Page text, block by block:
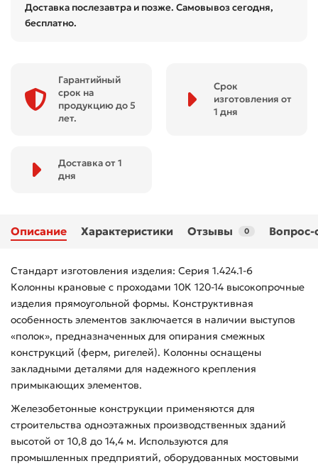
Доставка послезавтра и позже. Самовывоз сегодня,
бесплатно.
Гарантийный
срок на
продукцию до 5
лет.
Срок
изготовления от
1 дня
Доставка от 1
дня
Описание Характеристики Отзывы 0 Вопрос-
Стандарт изготовления изделия: Серия 1.424.1-6
Колонны крановые с проходами 10К 120-14 высокопрочные
изделия прямоугольной формы. Конструктивная
особенность элементов заключается в наличии выступов
«полок», предназначенных для опирания смежных
конструкций (ферм, ригелей). Колонны оснащены
закладными деталями для надежного крепления
примыкающих элементов.
Железобетонные конструкции применяются для
строительства одноэтажных производственных зданий
высотой от 10,8 до 14,4 м. Используются для
промышленных предприятий, оборудованных мостовыми